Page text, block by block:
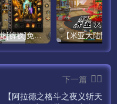
【热血屠龙[裤衩]免授权修复版】采用经典战神引擎三职业特色游戏最新打包Win服务端源码视频架设教程-GM直冲后台-新版GM多功能授权物品后台-安卓苹果IOS双端版本-传奇手游！
下一篇
【阿拉德之格斗之夜义斩天